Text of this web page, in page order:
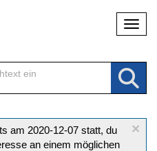
×
am 2020-12-07 statt, du
an einem möglichen